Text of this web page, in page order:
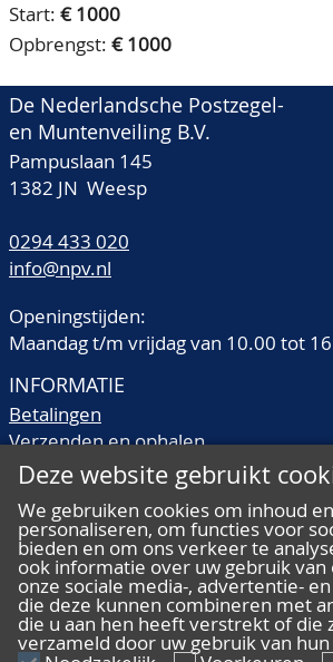
Start: € 1000
Opbrengst: € 1000
De Nederlandsche Postzegel-
en Muntenveiling B.V.
Pampuslaan 145
1382 JN Weesp
0294 433 020
info@npv.nl
Openingstijden:
Maandag t/m vrijdag van 10.00 tot
INFORMATIE
Betalingen
Verzenden en ophalen
Veilingtermen
Kwaliteitsomschrijvingen
Veelgestelde vragen
ALGEMEEN
Deze website gebruikt
We gebruiken cookies om inhoud
personaliseren, om functies voor
bieden en om ons verkeer te
ook informatie over uw gebruik van
onze sociale media-, advertentie-
die deze kunnen combineren met
die u aan hen heeft verstrekt of die
verzameld door uw gebruik van